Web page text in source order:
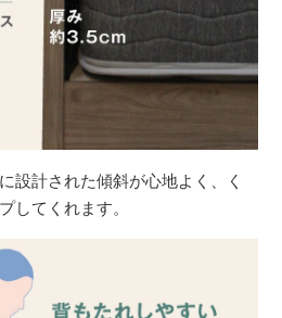
設計された傾斜が心地よく、く
してくれます。